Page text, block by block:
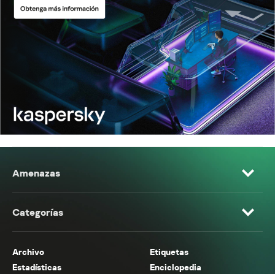
Amenazas
Categorías
Archivo
Etiquetas
Estadísticas
Enciclopedia